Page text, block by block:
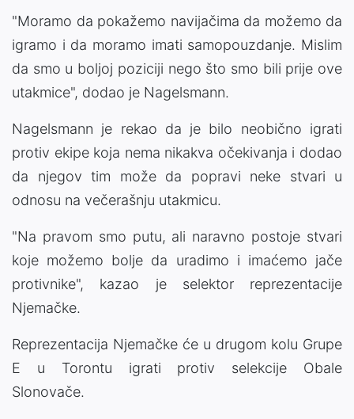
"Moramo da pokažemo navijačima da možemo da
igramo i da moramo imati samopouzdanje. Mislim
da smo u boljoj poziciji nego što smo bili prije ove
utakmice", dodao je Nagelsmann.
Nagelsmann je rekao da je bilo neobično igrati
protiv ekipe koja nema nikakva očekivanja i dodao
da njegov tim može da popravi neke stvari u
odnosu na večerašnju utakmicu.
"Na pravom smo putu, ali naravno postoje stvari
koje možemo bolje da uradimo i imaćemo jače
protivnike", kazao je selektor reprezentacije
Njemačke.
Reprezentacija Njemačke će u drugom kolu Grupe
E u Torontu igrati protiv selekcije Obale
Slonovače.